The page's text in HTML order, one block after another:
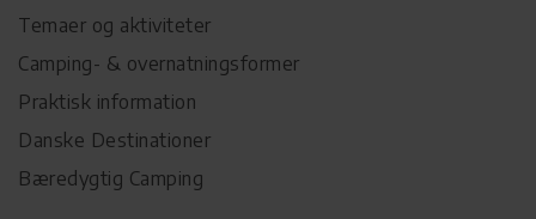
Temaer og aktiviteter
Camping- & overnatningsformer
Praktisk information
Danske Destinationer
Bæredygtig Camping